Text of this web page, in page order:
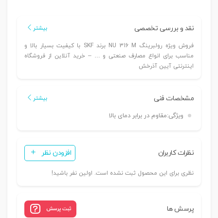
نقد و بررسی تخصصی بیشتر
فروش ویژه رولبرینگ NU 316 M برند SKF با کیفیت بسیار بالا و
مناسب برای انواع مصارف صنعتی و … – خرید آنلاین از فروشگاه
اینترنتی آیین آذرخش
مشخصات فنی بیشتر
ویژگی:مقاوم در برابر دمای بالا
نظرات کاربران افزودن نظر
نظری برای این محصول ثبت نشده است. اولین نفر باشید!
پرسش ها ثبت پرسش